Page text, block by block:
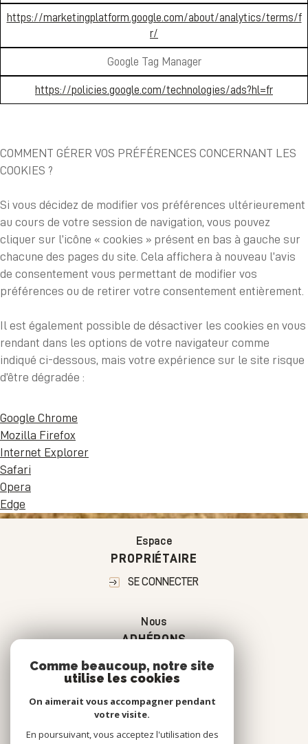
https://marketingplatform.google.com/about/analytics/terms/f
r/
Google Tag Manager
https://policies.google.com/technologies/ads?hl=fr
COMMENT GÉRER VOS PRÉFÉRENCES CONCERNANT LES
COOKIES ?
Si vous décidez de modifier vos préférences ultérieurement
au cours de votre session de navigation, vous pouvez
cliquer sur l’icône « cookies » présent en bas à gauche sur
chacune des pages du site. Cela affichera à nouveau l’avis
de consentement vous permettant de modifier vos
préférences ou de retirer votre consentement entièrement.
Il est également possible de désactiver les cookies en vous
rendant dans les options de votre navigateur comme
indiqué ci-dessous, mais votre expérience sur le site risque
d’être dégradée :
Google Chrome
Mozilla Firefox
Internet Explorer
Safari
Opera
Edge
Espace
PROPRIÉTAIRE
SE CONNECTER
Nous
ADHÉRONS
Comme beaucoup, notre site
utilise les cookies
On aimerait vous accompagner pendant
votre visite.
En poursuivant, vous acceptez l'utilisation des